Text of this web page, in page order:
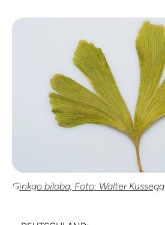
Ginkgo biloba, Foto: Walter Kussegg